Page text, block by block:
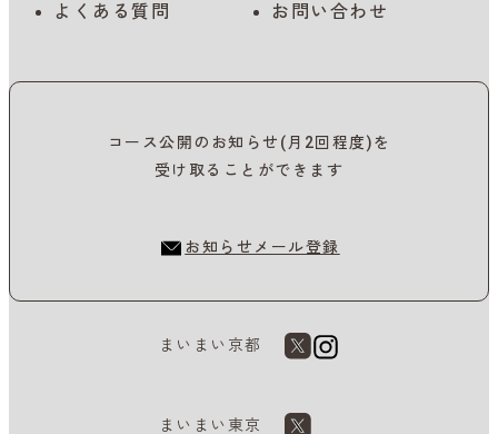
よくある質問
お問い合わせ
コース公開のお知らせ(月2回程度)を
受け取ることができます
お知らせメール登録
まいまい京都
まいまい東京